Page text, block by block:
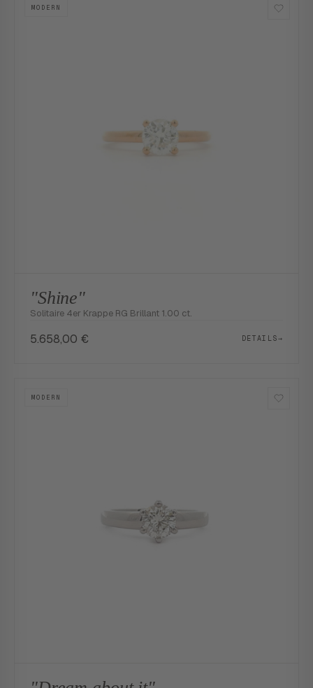
MODERN
"Shine"
Solitaire 4er Krappe RG Brillant 1.00 ct.
5.658,00 € DETAILS→
MODERN